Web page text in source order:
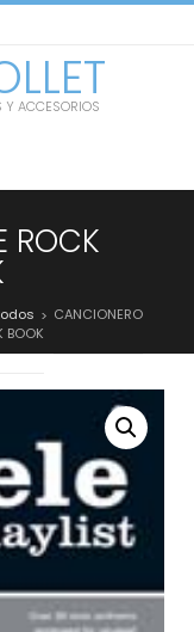
Y ACCESORIOS
ROCK
> CANCIONERO
BOOK